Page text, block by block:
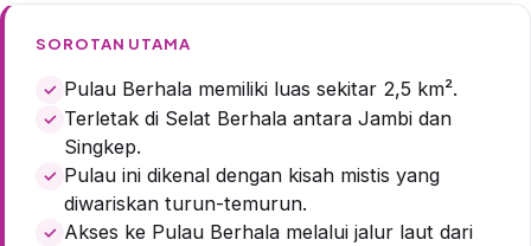
SOROTAN UTAMA
Pulau Berhala memiliki luas sekitar 2,5 km².
Terletak di Selat Berhala antara Jambi dan
Singkep.
Pulau ini dikenal dengan kisah mistis yang
diwariskan turun-temurun.
Akses ke Pulau Berhala melalui jalur laut dari